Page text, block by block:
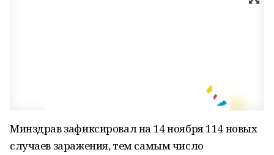
Минздрав зафиксировал на 14 ноября 114 новых
случаев заражения, тем самым число